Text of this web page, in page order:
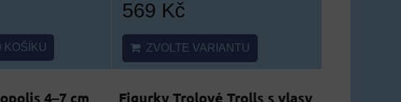
569 Kč
ZVOLTE VARIANTU
4–7 cm
Figurky Trolové Trolls s vlasy